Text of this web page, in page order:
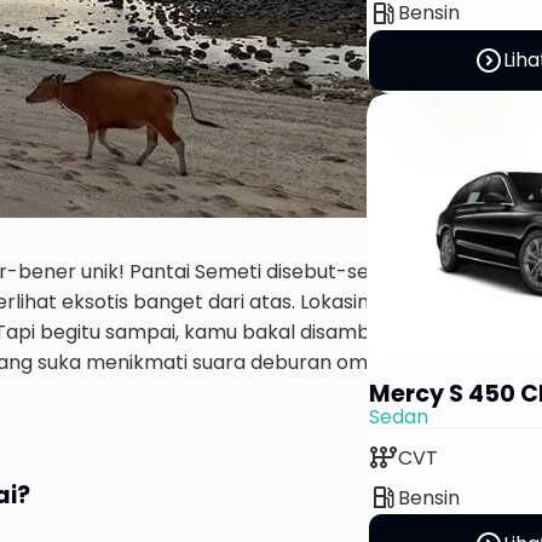
unik! Pantai Semeti disebut-sebut mirip dengan
eksotis banget dari atas. Lokasinya ada di
begitu sampai, kamu bakal disambut laut biru jernih
suka menikmati suara deburan ombak tanpa
local_gas_stationBensin
expand_circle_right
Mercy S 450
Sedan
auto_transmissionCVT
local_gas_stationBensin